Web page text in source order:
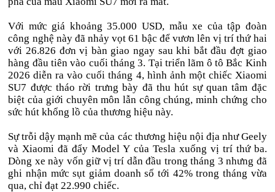
Với mức giá khoảng 35.000 USD, mẫu xe của tập đoàn
công nghệ này đã nhảy vọt 61 bậc để vươn lên vị trí thứ hai
với 26.826 đơn vị bàn giao ngay sau khi bắt đầu đợt giao
hàng đầu tiên vào cuối tháng 3. Tại triển lãm ô tô Bắc Kinh
2026 diễn ra vào cuối tháng 4, hình ảnh một chiếc Xiaomi
SU7 được tháo rời trưng bày đã thu hút sự quan tâm đặc
biệt của giới chuyên môn lẫn công chúng, minh chứng cho
sức hút khổng lồ của thương hiệu này.
Sự trỗi dậy mạnh mẽ của các thương hiệu nội địa như Geely
và Xiaomi đã đẩy Model Y của Tesla xuống vị trí thứ ba.
Dòng xe này vốn giữ vị trí dẫn đầu trong tháng 3 nhưng đã
ghi nhận mức sụt giảm doanh số tới 42% trong tháng vừa
qua, chỉ đạt 22.990 chiếc.